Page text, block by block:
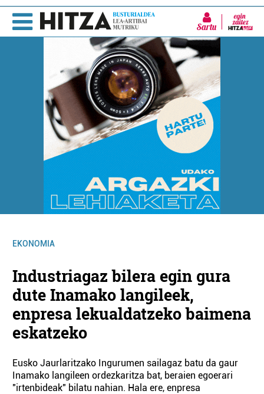
Sartu
EKONOMIA
Industriagaz bilera egin gura
dute Inamako langileek,
enpresa lekualdatzeko baimena
eskatzeko
Eusko Jaurlaritzako Ingurumen sailagaz batu da gaur
Inamako langileen ordezkaritza bat, beraien egoerari
"irtenbideak" bilatu nahian. Hala ere, enpresa